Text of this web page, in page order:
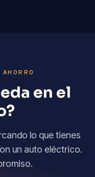
en el
lo que tienes
un auto eléctrico.